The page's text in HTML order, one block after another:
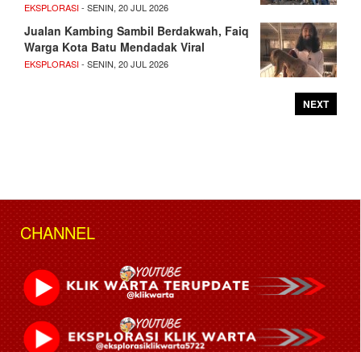
EKSPLORASI- SENIN, 20 JUL 2026
Jualan Kambing Sambil Berdakwah, Faiq
Warga Kota Batu Mendadak Viral
EKSPLORASI- SENIN, 20 JUL 2026
NEXT
CHANNEL